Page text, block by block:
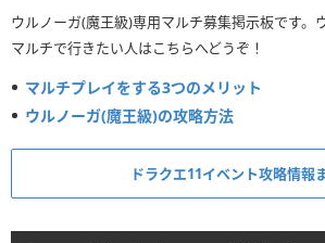
ウルノーガ(魔王級)専用マルチ募集掲示板です。
マルチで行きたい人はこちらへどうぞ！
マルチプレイをする3つのメリット
ウルノーガ(魔王級)の攻略方法
ドラクエ11イベント攻略情報